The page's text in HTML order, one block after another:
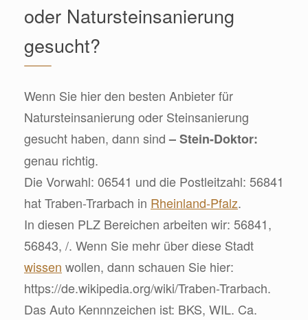
oder Natursteinsanierung
gesucht?
Wenn Sie hier den besten Anbieter für
Natursteinsanierung oder Steinsanierung
gesucht haben, dann sind– Stein-Doktor:
genau richtig.
Die Vorwahl: 06541 und die Postleitzahl: 56841
hat Traben-Trarbach in Rheinland-Pfalz.
In diesen PLZ Bereichen arbeiten wir: 56841,
56843, /. Wenn Sie mehr über diese Stadt
wissen wollen, dann schauen Sie hier:
https://de.wikipedia.org/wiki/Traben-Trarbach.
Das Auto Kennnzeichen ist: BKS, WIL. Ca.